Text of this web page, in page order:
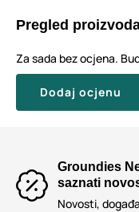
Pregled
Za sada bez ocjena.
Dodaj ocjenu
Groundies
saznati
Novosti,